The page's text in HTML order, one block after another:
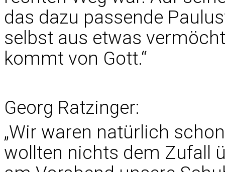
das dazu passende
selbst aus etwas
kommt von Gott.“
Georg Ratzinger:
„Wir waren natürlich
wollten nichts dem Zufall